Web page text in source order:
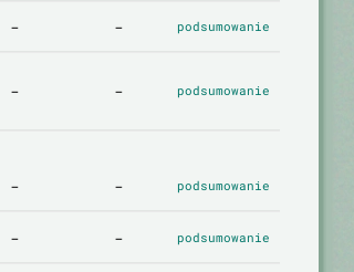
- - podsumowanie
- - podsumowanie
- - podsumowanie
- - podsumowanie